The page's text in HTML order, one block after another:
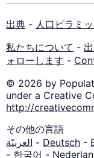
出典 - 人口ピラミ
私たちについて -
ォローします -
© 2026 by
under a Creative
http://
その他の言語
العربيّة - Deutsch -
- 한국어 -